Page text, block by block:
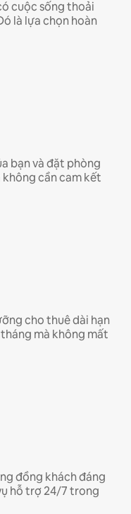
cuộc sống thoải
là lựa chọn hoàn
bạn và đặt phòng
cần cam kết
cho thuê dài hạn
mà không mất
đồng khách đáng
hỗ trợ 24/7 trong